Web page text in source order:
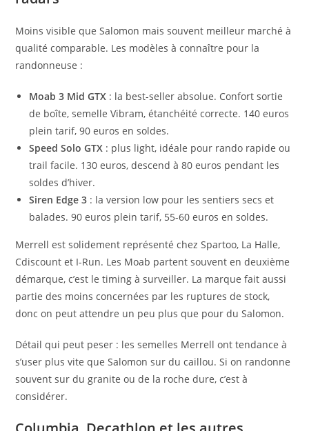
Moins visible que Salomon mais souvent meilleur marché à
qualité comparable. Les modèles à connaître pour la
randonneuse :
Moab 3 Mid GTX : la best-seller absolue. Confort sortie
de boîte, semelle Vibram, étanchéité correcte. 140 euros
plein tarif, 90 euros en soldes.
Speed Solo GTX : plus light, idéale pour rando rapide ou
trail facile. 130 euros, descend à 80 euros pendant les
soldes d’hiver.
Siren Edge 3 : la version low pour les sentiers secs et
balades. 90 euros plein tarif, 55-60 euros en soldes.
Merrell est solidement représenté chez Spartoo, La Halle,
Cdiscount et I-Run. Les Moab partent souvent en deuxième
démarque, c’est le timing à surveiller. La marque fait aussi
partie des moins concernées par les ruptures de stock,
donc on peut attendre un peu plus que pour du Salomon.
Détail qui peut peser : les semelles Merrell ont tendance à
s’user plus vite que Salomon sur du caillou. Si on randonne
souvent sur du granite ou de la roche dure, c’est à
considérer.